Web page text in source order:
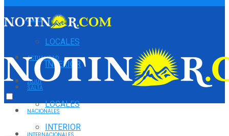
JUJUY
LOCALES
INTERIOR
SALTA
NACIONALES
ACTUALIDAD
JUJUY
LOCALES
INTERIOR